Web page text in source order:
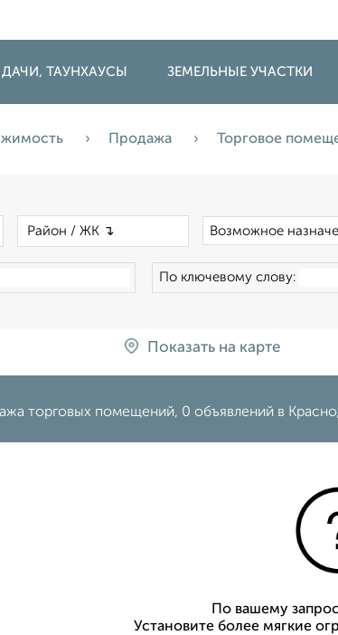
ТАУНХАУСЫ ЗЕМЕЛЬНЫЕ УЧАСТКИ
Продажа Торговое
Возможное
По ключевому слову:
Показать на карте
торговых помещений, 0 объявлений в
По вашему
Установите более мягкие